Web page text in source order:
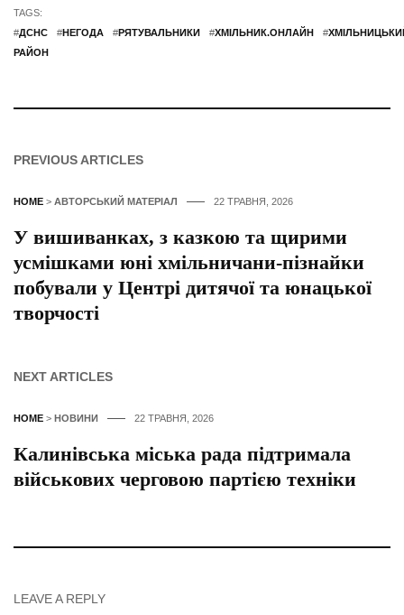
TAGS:
#ДСНС #НЕГОДА #РЯТУВАЛЬНИКИ #ХМІЛЬНИК.ОНЛАЙН #
РАЙОН
PREVIOUS ARTICLES
HOME > АВТОРСЬКИЙ МАТЕРІАЛ 22 ТРАВНЯ, 2026
У вишиванках, з казкою та щирими
усмішками юні хмільничани-пізнайки
побували у Центрі дитячої та юнацької
творчості
NEXT ARTICLES
HOME > НОВИНИ 22 ТРАВНЯ, 2026
Калинівська міська рада підтримала
військових черговою партією техніки
LEAVE A REPLY